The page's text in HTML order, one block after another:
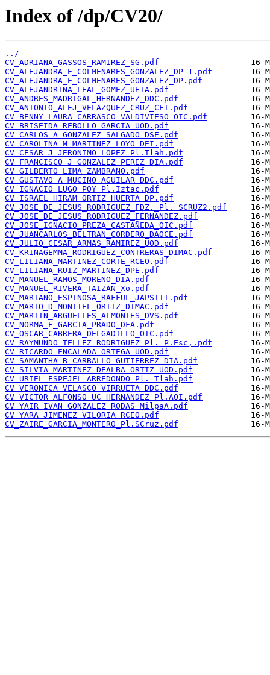
Index of /dp/CV20/
../
CV_ADRIANA_GASSOS_RAMIREZ_SG.pdf
CV_ALEJANDRA_E_COLMENARES_GONZALEZ_DP-1.pdf
CV_ALEJANDRA_E_COLMENARES_GONZALEZ_DP.pdf
CV_ALEJANDRINA_LEAL_GOMEZ_UEIA.pdf
CV_ANDRES_MADRIGAL_HERNANDEZ_DDC.pdf
CV_ANTONIO_ALEJ_VELAZQUEZ_CRUZ_CFI.pdf
CV_BENNY_LAURA_CARRASCO_VALDIVIESO_OIC.pdf
CV_BRISEIDA_REBOLLO_GARCIA_UOD.pdf
CV_CARLOS_A_GONZALEZ_SALGADO_DSE.pdf
CV_CAROLINA_M_MARTINEZ_LOYO_DEI.pdf
CV_CESAR_J_JERONIMO_LOPEZ_Pl.Tlah.pdf
CV_FRANCISCO_J_GONZALEZ_PEREZ_DIA.pdf
CV_GILBERTO_LIMA_ZAMBRANO.pdf
CV_GUSTAVO_A_MUCINO_AGUILAR_DDC.pdf
CV_IGNACIO_LUGO_POY_Pl.Iztac.pdf
CV_ISRAEL_HIRAM_ORTIZ_HUERTA_DP.pdf
CV_JOSE_DE_JESUS_RODRIGUEZ_FDZ._Pl. SCRUZ2.pdf
CV_JOSE_DE_JESUS_RODRIGUEZ_FERNANDEZ.pdf
CV_JOSE_IGNACIO_PREZA_CASTAÑEDA_OIC.pdf
CV_JUANCARLOS_BELTRAN_CORDERO_DAOCE.pdf
CV_JULIO_CESAR_ARMAS_RAMIREZ_UOD.pdf
CV_KRINAGEMMA_RODRIGUEZ_CONTRERAS_DIMAC.pdf
CV_LILIANA_MARTINEZ_CORTE_RCEO.pdf
CV_LILIANA_RUIZ_MARTINEZ_DPE.pdf
CV_MANUEL_RAMOS_MORENO_DIA.pdf
CV_MANUEL_RIVERA_TAIZAN_Xo.pdf
CV_MARIANO_ESPINOSA_RAFFUL_JAPSIII.pdf
CV_MARIO_D_MONTIEL_ORTIZ_DIMAC.pdf
CV_MARTIN_ARGUELLES_ALMONTES_DVS.pdf
CV_NORMA_E_GARCIA_PRADO_DFA.pdf
CV_OSCAR_CABRERA_DELGADILLO_OIC.pdf
CV_RAYMUNDO_TELLEZ_RODRIGUEZ_Pl. P.Esc,.pdf
CV_RICARDO_ENCALADA_ORTEGA_UOD.pdf
CV_SAMANTHA_B_CARBALLO_GUTIERREZ_DIA.pdf
CV_SILVIA_MARTINEZ_DEALBA_ORTIZ_UOD.pdf
CV_URIEL_ESPEJEL_ARREDONDO_Pl. Tlah.pdf
CV_VERONICA_VELASCO_VIRRUETA_DDC.pdf
CV_VICTOR_ALFONSO_UC_HERNANDEZ_Pl.AOI.pdf
CV_YAIR_IVAN_GONZALEZ_RODAS_MilpaA.pdf
CV_YARA_JIMENEZ_VILORIA_RCEO.pdf
CV_ZAIRE_GARCIA_MONTERO_Pl.SCruz.pdf